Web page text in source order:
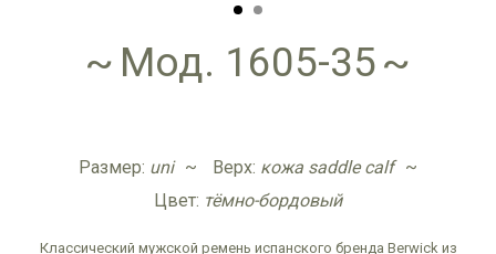
Мод. 1605-35
Размер: uni Верх: кожа saddle calf
Цвет: тёмно-бордовый
Классический мужской ремень испанского бренда Berwick из